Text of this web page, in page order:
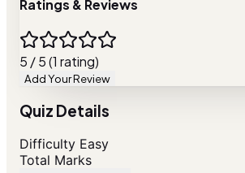
Ratings & Reviews
5 / 5 (1 rating)
Add Your Review
Quiz Details
Difficulty Easy
Total Marks